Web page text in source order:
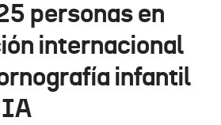
Ikusmiran
Eguraldia
personas en
internacional
infantil
IA